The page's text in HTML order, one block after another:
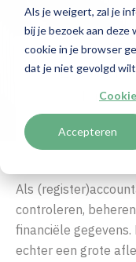
Als je weigert, zal je
bij je bezoek aan
cookie in je browser
dat je niet gevolgd
Accepteren
Laat de
Als
controleren,
financiële gegevens.
echter een grote